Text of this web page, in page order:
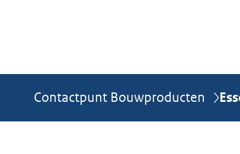
U bevindt zich hier:
Contactpunt Bouwproducten